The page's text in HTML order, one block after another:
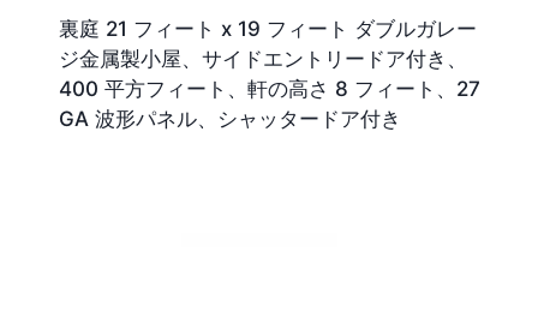
裏庭 21 フィート x 19 フィート ダブルガレー
ジ金属製小屋、サイドエントリードア付き、
400 平方フィート、軒の高さ 8 フィート、27
GA 波形パネル、シャッタードア付き